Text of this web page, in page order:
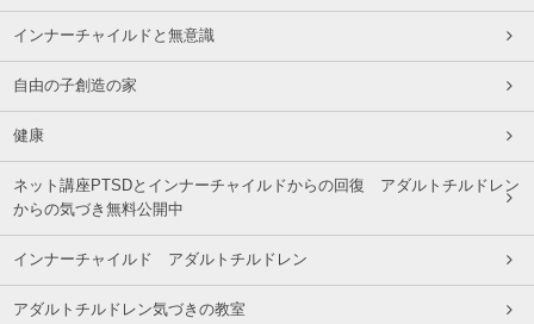
インナーチャイルドと無意識
自由の子創造の家
健康
ネット講座PTSDとインナーチャイルドからの回復 アダルトチルドレン
からの気づき無料公開中
インナーチャイルド アダルトチルドレン
アダルトチルドレン気づきの教室